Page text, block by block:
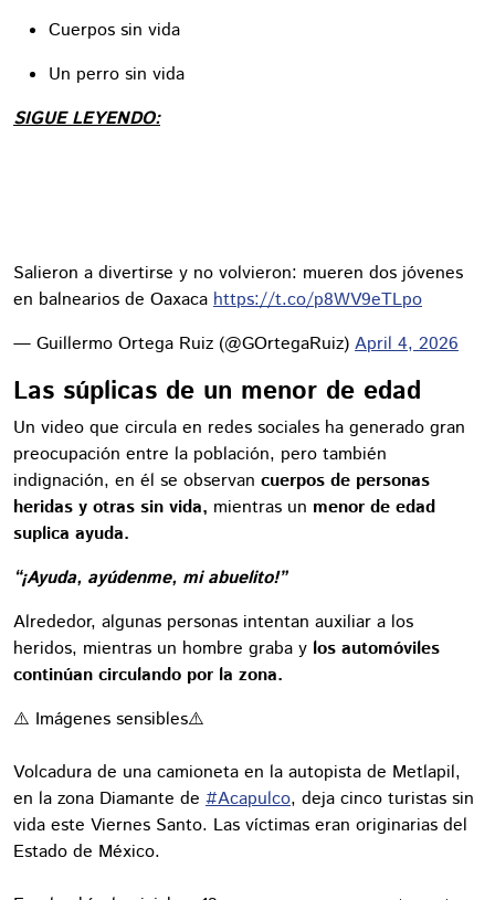
Cuerpos sin vida
Un perro sin vida
SIGUE LEYENDO:
Salieron a divertirse y no volvieron: mueren dos jóvenes
en balnearios de Oaxaca https://t.co/p8WV9eTLpo
— Guillermo Ortega Ruiz (@GOrtegaRuiz) April 4, 2026
Las súplicas de un menor de edad
Un video que circula en redes sociales ha generado gran
preocupación entre la población, pero también
indignación, en él se observan cuerpos de personas
heridas y otras sin vida, mientras un menor de edad
suplica ayuda.
“¡Ayuda, ayúdenme, mi abuelito!”
Alrededor, algunas personas intentan auxiliar a los
heridos, mientras un hombre graba y los automóviles
continúan circulando por la zona.
⚠️ Imágenes sensibles⚠️
Volcadura de una camioneta en la autopista de Metlapil,
en la zona Diamante de #Acapulco, deja cinco turistas sin
vida este Viernes Santo. Las víctimas eran originarias del
Estado de México.